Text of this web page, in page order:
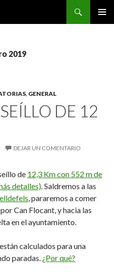
2019
, GENERAL
DE 12
DEJAR UN COMENTARIO
de 12,3 Km con 552 m de
detalles). Saldremos a las
, pararemos a comer
Can Flocant, y hacia las
en el ayuntamiento.
calculados para una
paradas. ¿Por qué?